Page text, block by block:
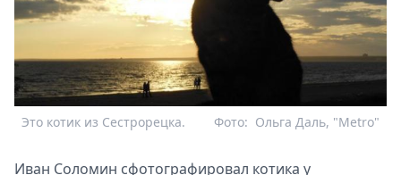
Это котик из Сестрорецка. Ольга Даль, "Metro"
Фото:
Иван Соломин сфотографировал котика у